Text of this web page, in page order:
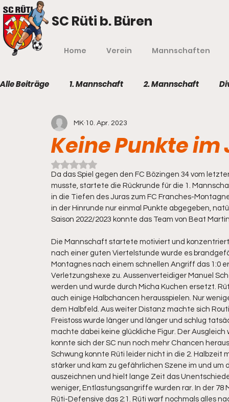
SC Rüti b. Büren
Home Verein Mannschaften
Alle Beiträge 1. Mannschaft 2. Mannschaft
Keine Punkte im
MK 10. Apr. 2023
Mit NaN von 5 Sternen bewertet.
Da das Spiel gegen den FC Bözingen 34 vom
musste, startete die Rückrunde für die 1.
in die Tiefen des Juras zum FC Franches-
in der Hinrunde nur einmal Punkte abgegeben,
Saison 2022/2023 konnte das Team von Beat
Die Mannschaft startete motiviert und
nach einer guten Viertelstunde wurde es
Montagnes nach einem schnellen Angriff das 1:0
Verletzungshexe zu. Aussenverteidiger Manuel
werden und wurde durch Micha Kuchen ersetzt.
auch einige Halbchancen herausspielen. Nur
dem Halbfeld. Aus weiter Distanz machte sich
Freistoss wurde länger und länger und schlug
machte dabei keine glückliche Figur. Der
konnte sich der SC nun noch mehr Chancen
Schwung konnte Rüti leider nicht in die 2.
stärker und kam zu gefährlichen Szene im und
auszeichnen und hielt lange Zeit das
weniger, Entlastungsangriffe wurden rar. In der
Rüti-Defensive das 2:1. Rüti warf nochmals alles